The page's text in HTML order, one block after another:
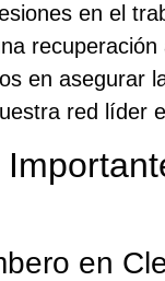
en el
en asegurar
red líder
en